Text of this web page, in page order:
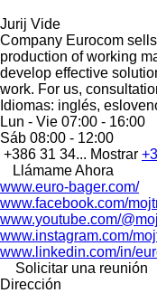
Jurij Vide
Company Eurocom
production of working
develop effective
work. For us,
Idiomas: inglés,
Lun - Vie 07:00 - 16:00
Sáb 08:00 - 12:00
+386 31 34... Mostrar
Llámame Ahora
www.euro-bager.com/
www.facebook.com/
www.youtube.com/
www.instagram.com/
www.linkedin.com/in/
Solicitar una reunión
Dirección